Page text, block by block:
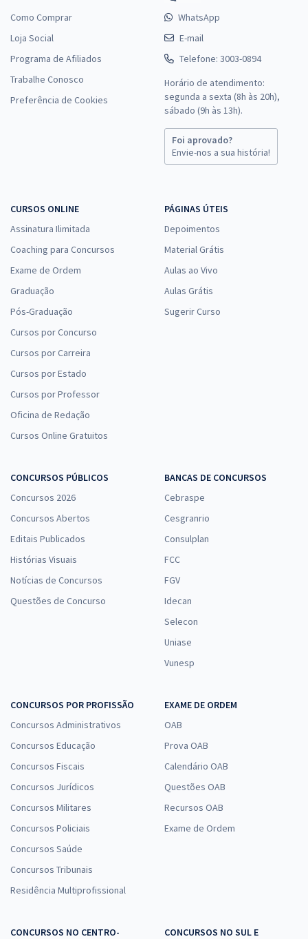
Como Comprar
Loja Social
Programa de Afiliados
Trabalhe Conosco
Preferência de Cookies
WhatsApp
E-mail
Telefone: 3003-0894
Horário de atendimento:
segunda a sexta (8h às 20h),
sábado (9h às 13h).
Foi aprovado?
Envie-nos a sua história!
CURSOS ONLINE
Assinatura Ilimitada
Coaching para Concursos
Exame de Ordem
Graduação
Pós-Graduação
Cursos por Concurso
Cursos por Carreira
Cursos por Estado
Cursos por Professor
Oficina de Redação
Cursos Online Gratuitos
PÁGINAS ÚTEIS
Depoimentos
Material Grátis
Aulas ao Vivo
Aulas Grátis
Sugerir Curso
CONCURSOS PÚBLICOS
Concursos 2026
Concursos Abertos
Editais Publicados
Histórias Visuais
Notícias de Concursos
Questões de Concurso
BANCAS DE CONCURSOS
Cebraspe
Cesgranrio
Consulplan
FCC
FGV
Idecan
Selecon
Uniase
Vunesp
CONCURSOS POR PROFISSÃO
Concursos Administrativos
Concursos Educação
Concursos Fiscais
Concursos Jurídicos
Concursos Militares
Concursos Policiais
Concursos Saúde
Concursos Tribunais
Residência Multiprofissional
EXAME DE ORDEM
OAB
Prova OAB
Calendário OAB
Questões OAB
Recursos OAB
Exame de Ordem
CONCURSOS NO CENTRO-
CONCURSOS NO SUL E